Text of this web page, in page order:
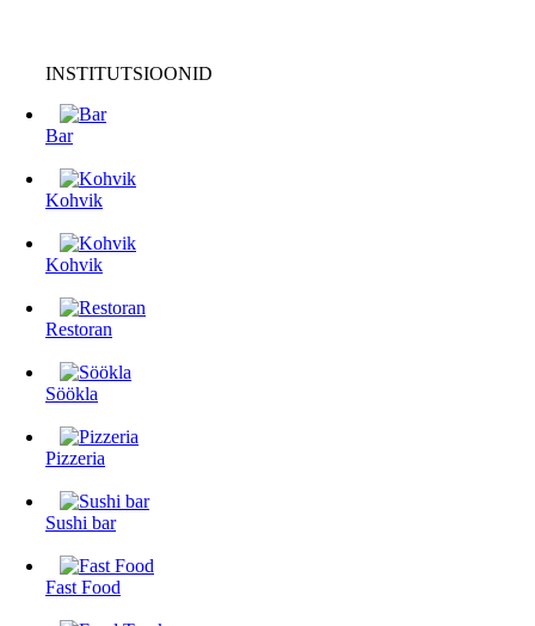
INSTITUTSIOONID
Bar
Kohvik
Kohvik
Restoran
Söökla
Pizzeria
Sushi bar
Fast Food